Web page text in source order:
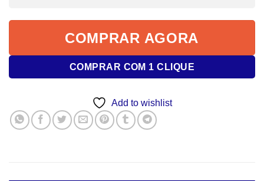
COMPRAR AGORA
COMPRAR COM 1 CLIQUE
Add to wishlist